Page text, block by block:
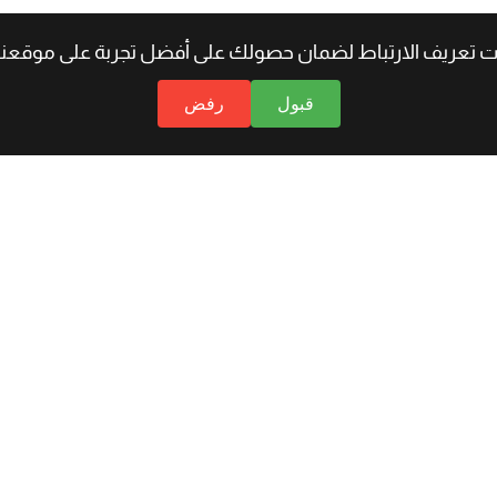
تعريف الارتباط لضمان حصولك على أفضل تجربة على
قبول رفض